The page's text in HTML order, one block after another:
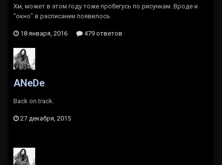
Хм, может в этом году тоже пробегусь по рисункам. Вроде и
"окно" в расписании появилось.
18 января, 2016 479 ответов
ANeDe
Back on track.
27 декабря, 2015